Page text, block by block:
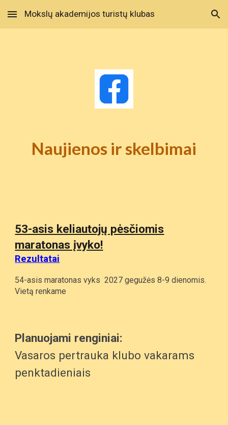
Skip to main content Skip to navigation
Mokslų akademijos turistų klubas
Naujienos ir skelbimai
53-asis keliautojų pėsčiomis
maratonas įvyko!
Rezultatai
54-asis maratonas vyks 2027 gegužės 8-9 dienomis.
Vietą renkame
Planuojami renginiai:
Vasaros pertrauka klubo vakarams
penktadieniais